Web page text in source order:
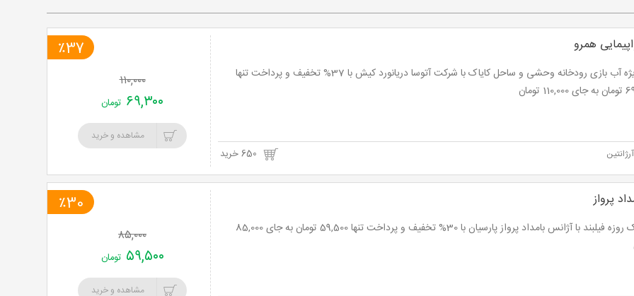
همرو
تور ویژه آب بازی رودخانه وحشی و ساحل کایاک با شرکت آتوسا دریانورد کیش با 37% تخفیف و پرداخت تنها
تومان
٪37
۱۱۰,۰۰۰
۶۹,۳۰۰ تومان
مشاهده و خرید
پرواز
تور یک روزه فیلبند با آژانس بامداد پرواز پارسیان با 30% تخفیف و پرداخت تنها 59,500 تومان به جای 85,000
٪30
۸۵,۰۰۰
۵۹,۵۰۰ تومان
مشاهده و خرید